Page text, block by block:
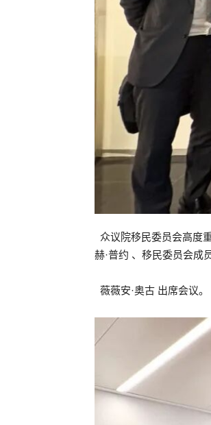
众议院移民委员会高度
赫·普约 、移民委员会成
薇薇安·奥古 出席会议。